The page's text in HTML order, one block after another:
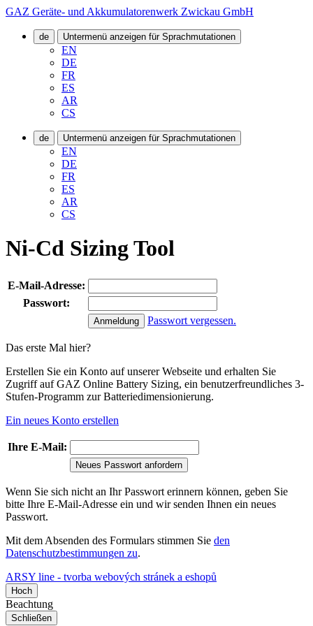
GAZ Geräte- und Akkumulatorenwerk Zwickau GmbH
de Untermenü anzeigen für Sprachmutationen
EN
DE
FR
ES
AR
CS
de Untermenü anzeigen für Sprachmutationen
EN
DE
FR
ES
AR
CS
Ni-Cd Sizing Tool
E-Mail-Adresse:
Passwort:
Passwort vergessen.
Das erste Mal hier?
Erstellen Sie ein Konto auf unserer Webseite und erhalten Sie
Zugriff auf GAZ Online Battery Sizing, ein benutzerfreundliches 3-
Stufen-Programm zur Batteriedimensionierung.
Ein neues Konto erstellen
Ihre E-Mail:
Neues Passwort anfordern
Wenn Sie sich nicht an Ihr Passwort erinnern können, geben Sie
bitte Ihre E-Mail-Adresse ein und wir senden Ihnen ein neues
Passwort.
Mit dem Absenden des Formulars stimmen Sie den
Datenschutzbestimmungen zu.
ARSY line - tvorba webových stránek a eshopů
Hoch
Beachtung
Schließen